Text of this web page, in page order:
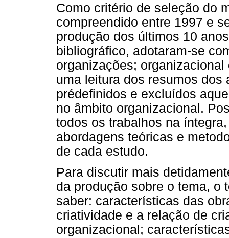
Como critério de seleção do
compreendido entre 1997 e
produção dos últimos 10
bibliográfico, adotaram-se
organizações;
uma leitura dos resumos
prédefinidos e excluídos
no âmbito organizacional.
todos os trabalhos na
abordagens teóricas e
de cada estudo.
Para discutir mais
da produção sobre o tema, o
saber: características das
criatividade e a relação de
organizacional;